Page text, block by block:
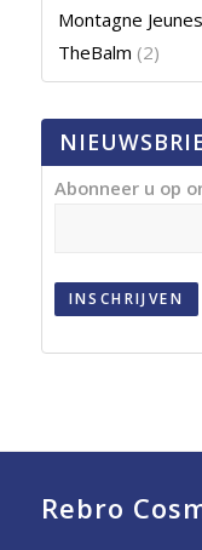
Montagne
TheBalm (2)
Abonneer u op
INSCHRIJVEN
Rebro